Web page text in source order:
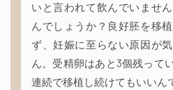
いと言われて飲んでいませ
んでしょうか？良好胚を移
ず、妊娠に至らない原因が
ん。受精卵はあと3個残って
連続で移植し続けてもいいん